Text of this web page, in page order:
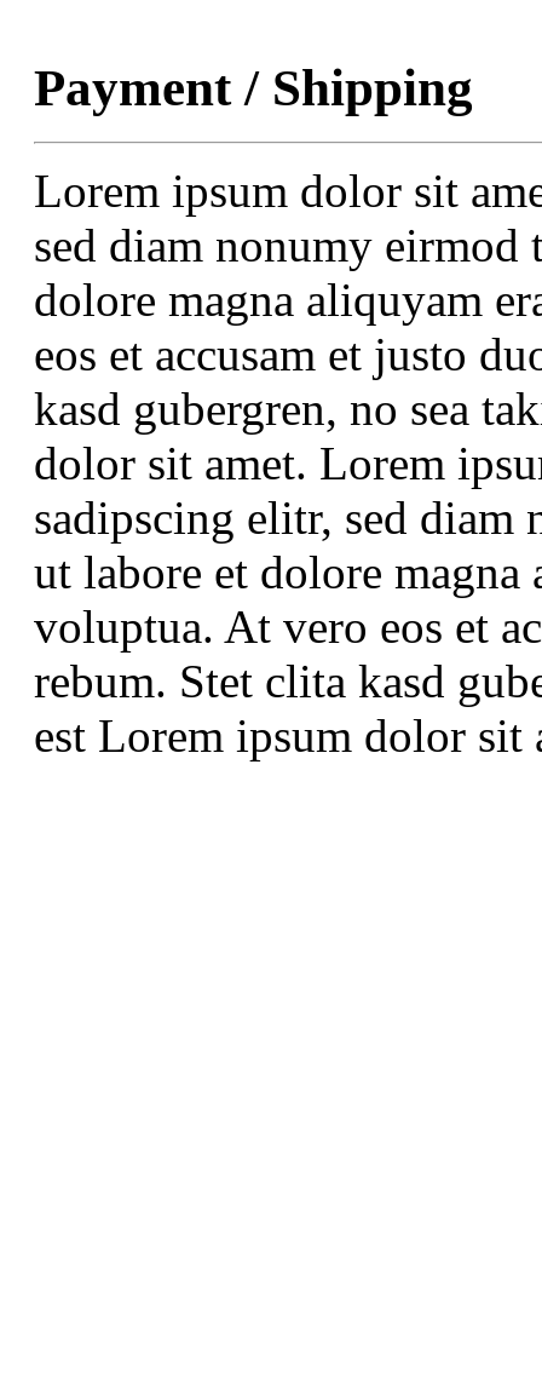
Payment / Shipping
Lorem ipsum dolor sit
sed diam nonumy
dolore magna aliquyam
eos et accusam et justo
kasd gubergren, no sea
dolor sit amet. Lorem
sadipscing elitr, sed
ut labore et dolore magna
voluptua. At vero eos et
rebum. Stet clita kasd
est Lorem ipsum dolor sit